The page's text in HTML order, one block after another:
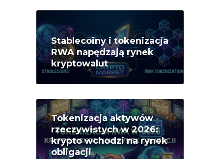
Stablecoiny i tokenizacja
RWA napędzają rynek
kryptowalut
Tokenizacja aktywów
rzeczywistych w 2026:
krypto wchodzi na rynek
obligacji